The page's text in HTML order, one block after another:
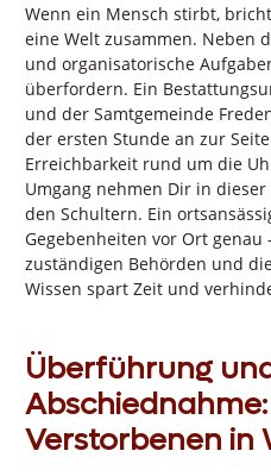
Wenn ein Mensch stirbt,
eine Welt zusammen. Neben
und organisatorische
überfordern. Ein
und der Samtgemeinde
der ersten Stunde an zur
Erreichbarkeit rund um die
Umgang nehmen Dir in
den Schultern. Ein
Gegebenheiten vor Ort genau
zuständigen Behörden und
Wissen spart Zeit und
Überführung
Verstorbenen in